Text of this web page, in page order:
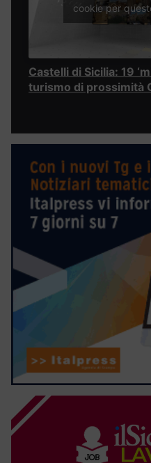
cookie per
Castelli di Sicilia: 19
turismo di prossimità